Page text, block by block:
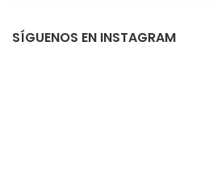
SÍGUENOS EN INSTAGRAM